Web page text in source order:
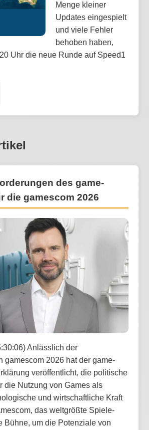
Menge kleiner
Updates eingespielt
und viele Fehler
behoben haben,
Uhr die neue Runde auf Speed1
des game-
die gamescom 2026
Anlässlich der
gamescom 2026 hat der game-
veröffentlicht, die politische
die Nutzung von Games als
und wirtschaftliche Kraft
das weltgrößte Spiele-
Bühne, um die Potenziale von